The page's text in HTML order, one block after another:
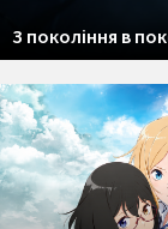
З покоління в